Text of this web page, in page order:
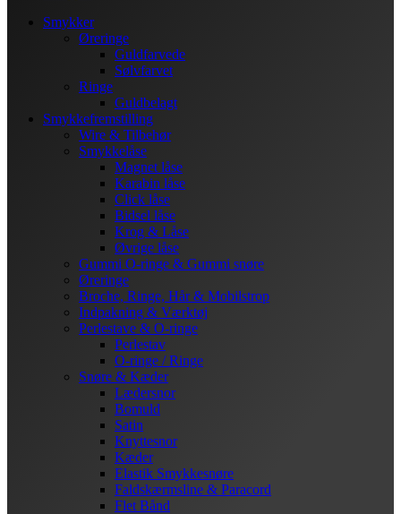
Smykker
Øreringe
Guldfarvede
Sølvfarvet
Ringe
Guldbelagt
Smykkefremstilling
Wire & Tilbehør
Smykkelåse
Magnet låse
Karabin låse
Click låse
Bidsel låse
Krog & Låse
Øvrige låse
Gummi O-ringe & Gummi snøre
Øreringe
Broche, Ringe, Hår & Mobilstrop
Indpakning & Værktøj
Perlestave & O-ringe
Perlestav
O-ringe / Ringe
Snøre & Kæder
Lædersnor
Bomuld
Satin
Knyttesnor
Kæder
Elastik Smykkesnøre
Faldskærmsline & Paracord
Flet Bånd